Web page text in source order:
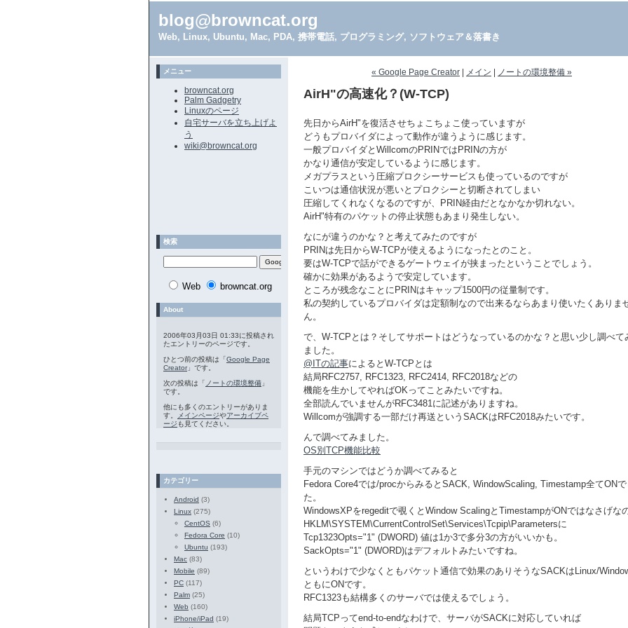
blog@browncat.org
Web, Linux, Ubuntu, Mac, PDA, 携帯電話, プログラミング, ソフトウェア＆落書き
« Google Page Creator メイン ノートの環境整備 »
AirH"の高速化？(W-TCP)
先日からAirH"を復活させちょこちょこ使っていますが
どうもプロバイダによって動作が違うように感じます。
一般プロバイダとWillcomのPRINではPRINの方が
かなり通信が安定しているように感じます。
メガプラスという圧縮プロクシーサービスも使っているのですが
こいつは通信状況が悪いとプロクシーと切断されてしまい
圧縮してくれなくなるのですが、PRIN経由だとなかなか切れない。
AirH"特有のパケットの停止状態もあまり発生しない。
なにが違うのかな？と考えてみたのですが
PRINは先日からW-TCPが使えるようになったとのこと。
要はW-TCPで話ができるゲートウェイが挟まったということでしょう。
確かに効果があるようで安定しています。
ところが残念なことにPRINはキャップ1500円の従量制です。
私の契約しているプロバイダは定額制なので出来るならあまり使いたくありま
ん。
で、W-TCPとは？そしてサポートはどうなっているのかな？と思い少し調べて
ました。
@ITの記事によるとW-TCPとは
結局RFC2757, RFC1323, RFC2414, RFC2018などの
機能を生かしてやればOKってことみたいですね。
全部読んでいませんがRFC3481に記述がありますね。
Willcomが強調する一部だけ再送というSACKはRFC2018みたいです。
んで調べてみました。
OS別TCP機能比較
手元のマシンではどうか調べてみると
Fedora Core4では/procからみるとSACK, WindowScaling, Timestamp全てONで
た。
WindowsXPをregeditで覗くとWindow ScalingとTimestampがONではなさげな
HKLM\SYSTEM\CurrentControlSet\Services\Tcpip\Parametersに
Tcp1323Opts="1" (DWORD) 値は1か3で多分3の方がいいかも。
SackOpts="1" (DWORD)はデフォルトみたいですね。
というわけで少なくともパケット通信で効果のありそうなSACKはLinux/
ともにONです。
RFC1323も結構多くのサーバでは使えるでしょう。
結局TCPってend-to-endなわけで、サーバがSACKに対応していれば
メニュー
browncat.org
Palm Gadgetry
Linuxのページ
自宅サーバを立ち上げよ
う
wiki@browncat.org
検索
Web browncat.org
About
2006年03月03日 01:33に投稿され
たエントリーのページです。
ひとつ前の投稿は「Google Page
Creator 」です。
次の投稿は「 ノートの環境整備 」
です。
他にも多くのエントリーがありま
す。
メインページやアーカイブペ
ージ も見てください。
カテゴリー
Android (3)
Linux (275)
CentOS (6)
Fedora Core (10)
Ubuntu (193)
Mac (83)
Mobile (89)
PC (117)
Palm (25)
Web (160)
iPhone/iPad (19)